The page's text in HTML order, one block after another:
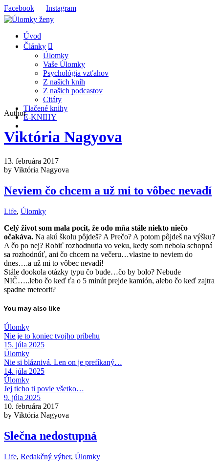
Facebook Instagram
Úvod
Články
Úlomky
Vaše Úlomky
Psychológia vzťahov
Z našich kníh
Z našich podcastov
Citáty
Tlačené knihy
E-KNIHY
Author
Viktória Nagyova
13. februára 2017
by Viktória Nagyova
Neviem čo chcem a už mi to vôbec nevadí
Life, Úlomky
Celý život som mala pocit, že odo mňa stále niekto niečo
očakáva. Na akú školu pôjdeš? A Prečo? A potom pôjdeš na výšku?
A čo po nej? Robiť rozhodnutia vo veku, kedy som nebola schopná
sa rozhodnúť, ani čo chcem na večeru…vlastne to neviem do
dnes….a už mi to vôbec nevadí!
Stále dookola otázky typu čo bude…čo by bolo? Nebude
NIČ…..lebo čo keď ťa o 5 minút prejde kamión, alebo čo keď zajtra
spadne meteorit?
You may also like
Úlomky
Nie je to koniec tvojho príbehu
15. júla 2025
Úlomky
Nie si bláznivá. Len on je prefíkaný…
14. júla 2025
Úlomky
Jej ticho ti povie všetko…
9. júla 2025
10. februára 2017
by Viktória Nagyova
Slečna nedostupná
Life, Redakčný výber, Úlomky